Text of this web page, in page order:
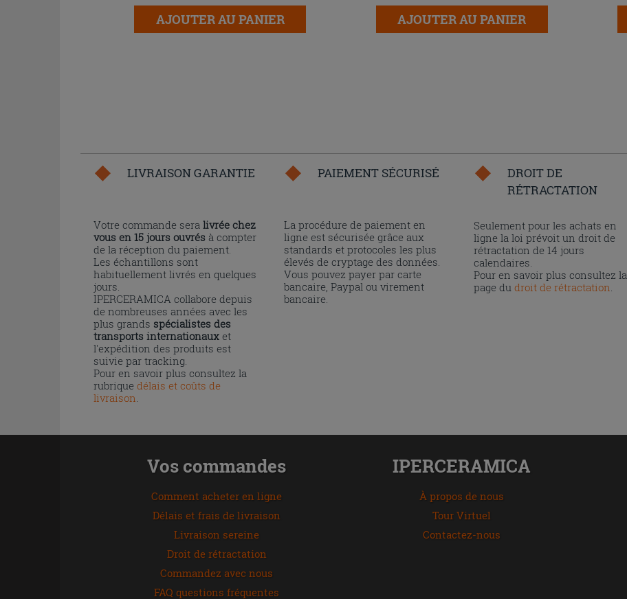
AJOUTER AU PANIER AJOUTER AU PANIER
LIVRAISON GARANTIE
Votre commande sera livrée chez
vous en 15 jours ouvrés à compter
de la réception du paiement.
Les échantillons sont
habituellement livrés en quelques
jours.
IPERCERAMICA collabore depuis
de nombreuses années avec les
plus grands spécialistes des
transports internationaux et
l'expédition des produits est
suivie par tracking.
Pour en savoir plus consultez la
rubrique délais et coûts de
livraison
PAIEMENT SÉCURISÉ
La procédure de paiement en
ligne est sécurisée grâce aux
standards et protocoles les plus
élevés de cryptage des données.
Vous pouvez payer par carte
bancaire, Paypal ou virement
bancaire.
DROIT DE
RÉTRACTATION
Seulement pour les achats en
ligne la loi prévoit un droit de
rétractation de 14 jours
calendaires.
Pour en savoir plus consultez la
page dudroit de rétractation
Vos commandes
Comment acheter en ligne
Délais et frais de livraison
Livraison sereine
Droit de rétractation
Commandez avec nous
FAQ questions fréquentes
IPERCERAMICA
À propos de nous
Tour Virtuel
Contactez-nous